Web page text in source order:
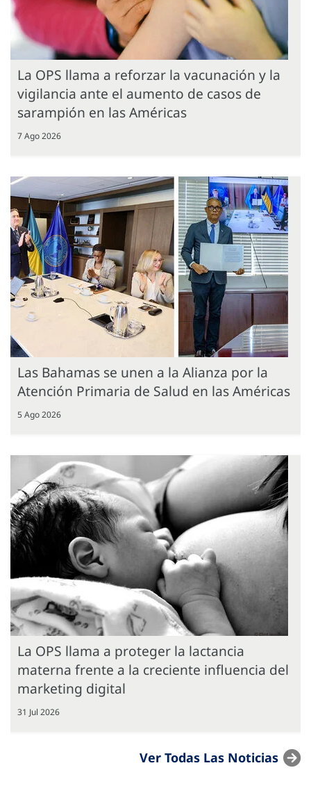
La OPS llama a reforzar la vacunación y la
vigilancia ante el aumento de casos de
sarampión en las Américas
7 Ago 2026
Las Bahamas se unen a la Alianza por la
Atención Primaria de Salud en las Américas
5 Ago 2026
La OPS llama a proteger la lactancia
materna frente a la creciente influencia del
marketing digital
31 Jul 2026
Ver Todas Las Noticias